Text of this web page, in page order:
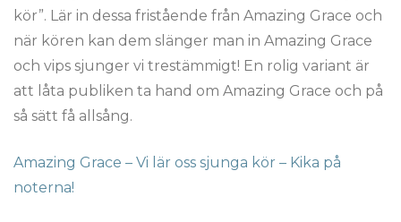
kör”. Lär in dessa fristående från Amazing Grace och
när kören kan dem slänger man in Amazing Grace
och vips sjunger vi trestämmigt! En rolig variant är
att låta publiken ta hand om Amazing Grace och på
så sätt få allsång.
Amazing Grace – Vi lär oss sjunga kör – Kika på
noterna!